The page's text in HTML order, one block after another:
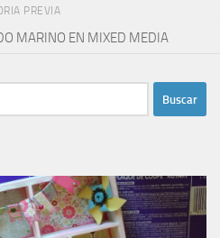
PREVIA
MARINO EN MIXED MEDIA